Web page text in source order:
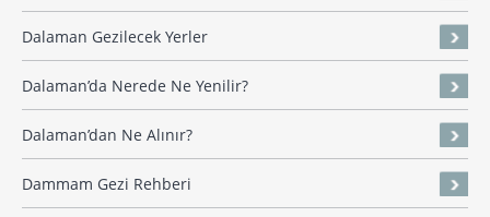
Dalaman Gezilecek Yerler
Dalaman’da Nerede Ne Yenilir?
Dalaman’dan Ne Alınır?
Dammam Gezi Rehberi